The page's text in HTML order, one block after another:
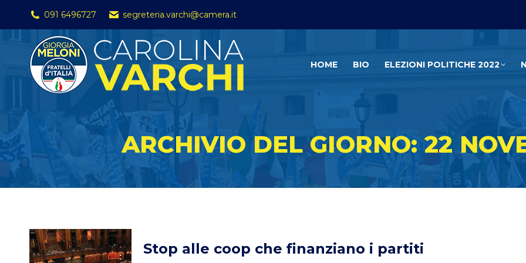
091 6496727 segreteria.varchi@camera.it
HOME BIO ELEZIONI POLITICHE 2022
ARCHIVIO DEL GIORNO: 22
Stop alle coop che finanziano i partiti